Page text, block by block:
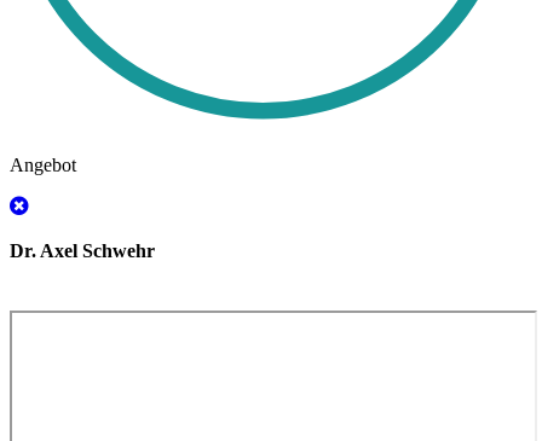
Angebot
Dr. Axel Schwehr